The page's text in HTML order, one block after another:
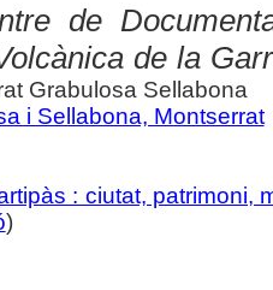
de
de la
Grabulosa Sellabona
i Sellabona, Montserrat
: ciutat, patrimoni,
)